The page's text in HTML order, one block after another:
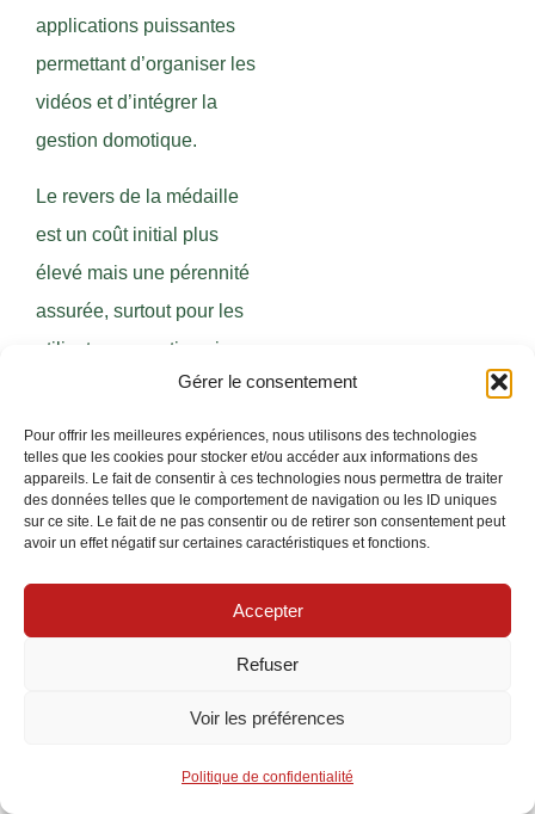
Gérer le consentement
Pour offrir les meilleures expériences, nous utilisons des technologies
telles que les cookies pour stocker et/ou accéder aux informations des
appareils. Le fait de consentir à ces technologies nous permettra de traiter
des données telles que le comportement de navigation ou les ID uniques
sur ce site. Le fait de ne pas consentir ou de retirer son consentement peut
avoir un effet négatif sur certaines caractéristiques et fonctions.
Accepter
Refuser
Voir les préférences
Politique de confidentialité
applications puissantes
permettant d’organiser les
vidéos et d’intégrer la
gestion domotique.
Le revers de la médaille
est un coût initial plus
élevé mais une pérennité
assurée, surtout pour les
utilisateurs avertis qui
souhaitent éviter la
dépendance à un service
tiers. De plus, un réseau
sécurisé est
indispensable pour éviter
domestiques connectés.
Le recours à des cartes
dans certaines caméras,